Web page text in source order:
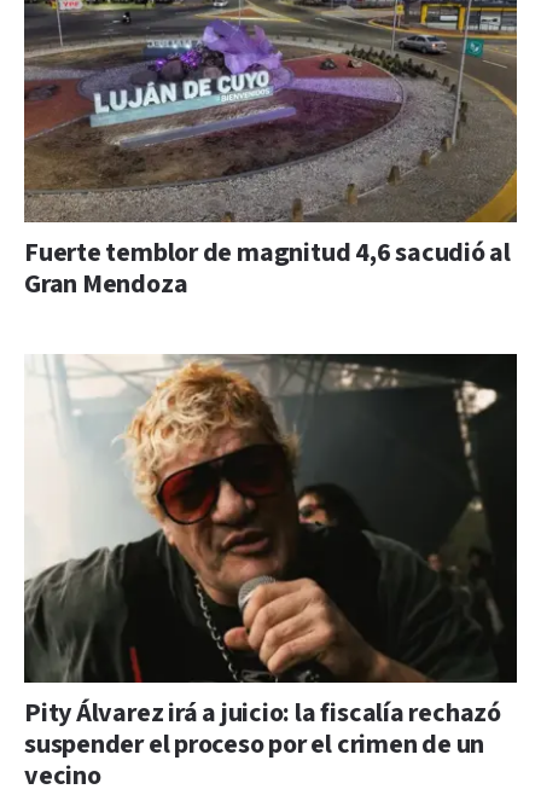
Fuerte temblor de magnitud 4,6 sacudió al
Gran Mendoza
Pity Álvarez irá a juicio: la fiscalía rechazó
suspender el proceso por el crimen de un
vecino